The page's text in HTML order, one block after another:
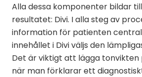
Alla dessa komponenter bildar
resultatet: Divi. I alla steg av
information för patienten
innehållet i Divi väljs den
Det är viktigt att lägga
när man förklarar ett